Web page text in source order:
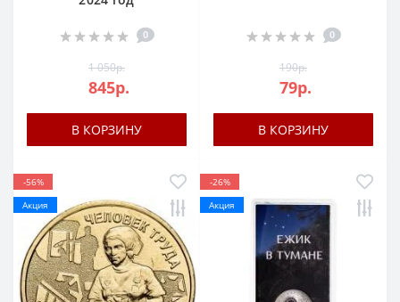
0
1 050р.
845р.
В КОРЗИНУ
0
190р.
79р.
В КОРЗИНУ
-56%
Акция
-26%
Акция